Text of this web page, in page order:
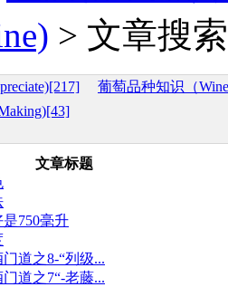
> 文章搜
葡萄品种知识（
文章标题
750毫升
道之8-“列级...
道之7“-老藤...